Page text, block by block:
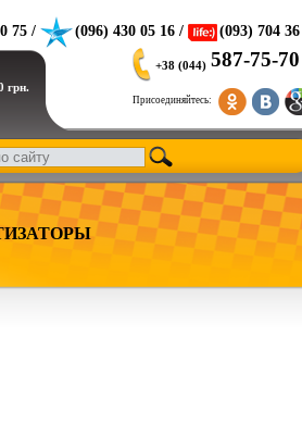
75 / (096) 430 05 16 / (093) 704
грн.
+38 (044) 587-75-70
Присоединяйтесь: